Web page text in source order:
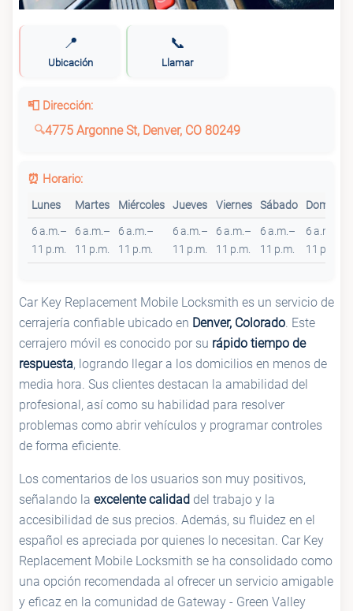
📍
Ubicación
📞
Llamar
📮 Dirección:
4775 Argonne St, Denver, CO 80249
⏰ Horario:
Lunes Martes Miércoles Jueves Viernes Sábado Domingo
6 a.m.–
11 p.m.
6 a.m.–
11 p.m.
6 a.m.–
11 p.m.
6 a.m.–
11 p.m.
6 a.m.–
11 p.m.
6 a.m.–
11 p.m.
6 a.m.–
11 p.m.
Car Key Replacement Mobile Locksmith es un servicio de
cerrajería confiable ubicado en Denver, Colorado. Este
cerrajero móvil es conocido por su rápido tiempo de
respuesta, logrando llegar a los domicilios en menos de
media hora. Sus clientes destacan la amabilidad del
profesional, así como su habilidad para resolver
problemas como abrir vehículos y programar controles
de forma eficiente.
Los comentarios de los usuarios son muy positivos,
señalando la excelente calidad del trabajo y la
accesibilidad de sus precios. Además, su fluidez en el
español es apreciada por quienes lo necesitan. Car Key
Replacement Mobile Locksmith se ha consolidado como
una opción recomendada al ofrecer un servicio amigable
y eficaz en la comunidad de Gateway - Green Valley